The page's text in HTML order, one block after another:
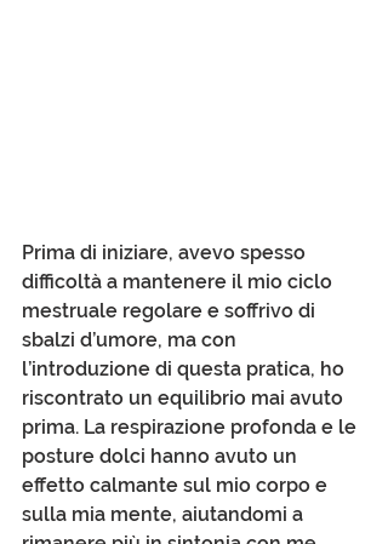
Prima di iniziare, avevo spesso
difficoltà a mantenere il mio ciclo
mestruale regolare e soffrivo di
sbalzi d’umore, ma con
l’introduzione di questa pratica, ho
riscontrato un equilibrio mai avuto
prima. La respirazione profonda e le
posture dolci hanno avuto un
effetto calmante sul mio corpo e
sulla mia mente, aiutandomi a